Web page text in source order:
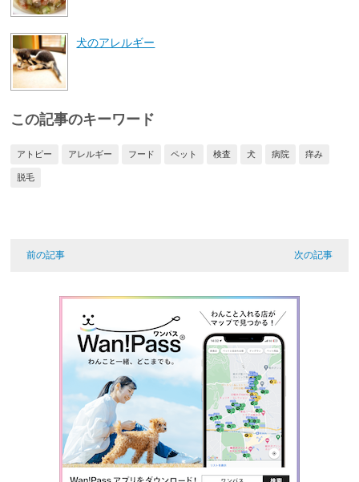
犬のアレルギー
この記事のキーワード
アトピー アレルギー フード ペット 検査 犬 病院 痒み
脱毛
前の記事 次の記事